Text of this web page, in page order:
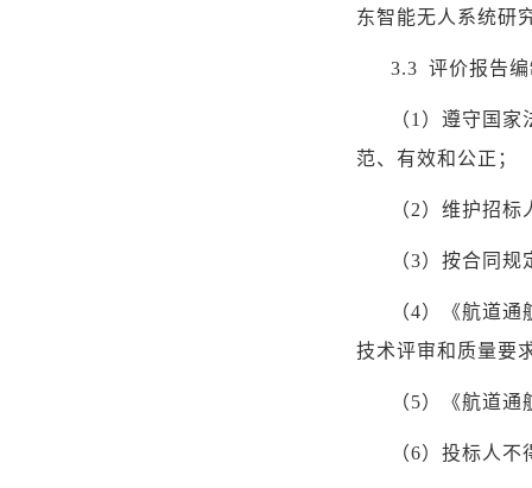
东智能无人系统研
3.3 评价报告
（1 ）遵守国家
范、有效和公正；
（2）维护招标
（3）按合同规
（4）
《航道
技术评审和质量要
（5）《航道通
（6）投标人不